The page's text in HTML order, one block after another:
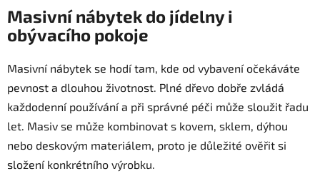
c
r
v
k
y
v
ý
n
Masivní nábytek do jídelny i
obývacího pokoje
Masivní nábytek se hodí tam, kde od vybavení očekáváte
pevnost a dlouhou životnost. Plné dřevo dobře zvládá
každodenní používání a při správné péči může sloužit řadu
let. Masiv se může kombinovat s kovem, sklem, dýhou
nebo deskovým materiálem, proto je důležité ověřit si
složení konkrétního výrobku.